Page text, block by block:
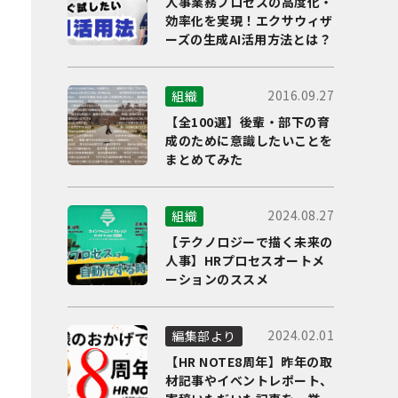
効率化を実現！エクサウィザ
ーズの生成AI活用方法とは？
組織
2016.09.27
【全100選】後輩・部下の育
成のために意識したいことを
まとめてみた
組織
2024.08.27
【テクノロジーで描く未来の
人事】HRプロセスオートメ
ーションのススメ
編集部より
2024.02.01
【HR NOTE8周年】昨年の取
材記事やイベントレポート、